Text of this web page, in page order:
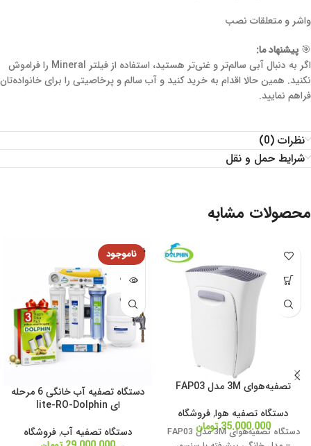
واشر و متعلقات نصب
🎯 پیشنهاد ما:
اگر به دنبال آبی سالم‌تر و غنی‌تر هستید، استفاده از فیلتر Mineral را فراموش
نکنید. همین حالا اقدام به خرید کنید و آب سالم و پرخاصیتی را برای خانواده‌تان
فراهم نمایید.
نظرات (0)
شرایط حمل و نقل
محصولات مشابه
تصفیه‌هوای 3M مدل FAP03
دستگاه تصفیه هوا,فروشگاه
35.000.000تومان دستگاه تصفیه‌هوای 3M مدل FAP03
فروخته
شده
دستگاه تصفیه آب خانگی 6 مرحله
ای lite-RO-Dolphin
دستگاه تصفیه آب,فروشگاه